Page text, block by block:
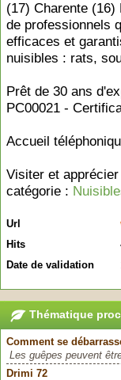
(17) Charente
de professionnels
efficaces et
nuisibles : rats,
Prêt de 30 ans
PC00021 -
Accueil
Visiter et
catégorie :
Url
Hits
Date de validation
Thématique
Comment se
Les guêpes peuvent
Drimi 72